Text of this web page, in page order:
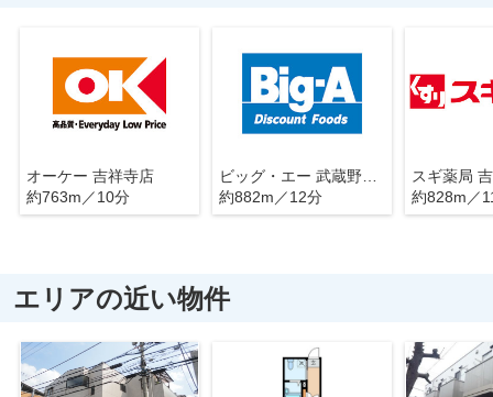
オーケー 吉祥寺店
約763m／10分
ビッグ・エー 武蔵野吉祥寺南町店
約882m／12分
スギ薬局
約828m／
エリアの近い物件